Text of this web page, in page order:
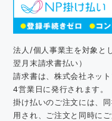
法人/個人事業主を対象と
翌月末請求書払い）
請求書は、株式会社ネッ
4営業日に発行されます。
掛け払いのご注文には、
用され、ご注文と同時に